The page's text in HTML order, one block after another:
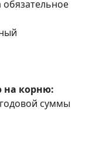
на корню:
суммы